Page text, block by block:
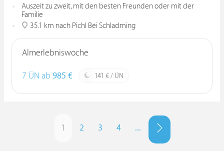
Auszeit zu zweit, mit den besten Freunden oder mit der
Familie
35.1 km nach Pichl Bei Schladming
Almerlebniswoche
7 ÜN ab 985 € 141 € / ÜN
1 2 3 4 ...